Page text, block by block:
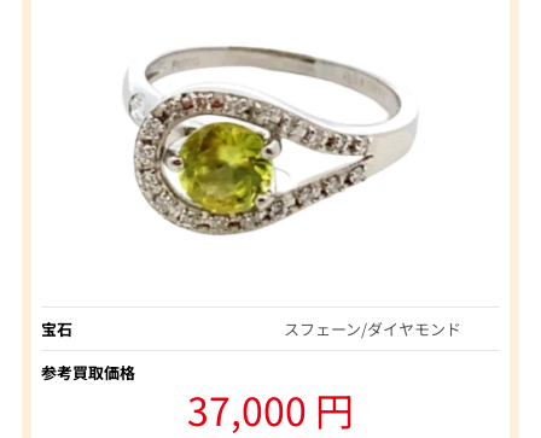
宝石
スフェーン/ダイヤモンド
参考買取価格
37,000 円